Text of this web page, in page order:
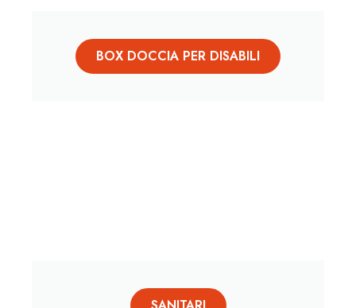
BOX DOCCIA PER DISABILI